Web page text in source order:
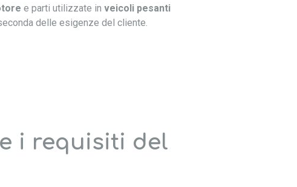
e parti utilizzate in veicoli pesanti
delle esigenze del cliente.
i requisiti del